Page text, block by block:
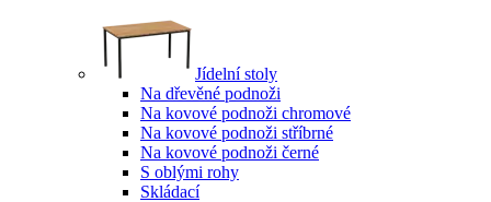
Jídelní stoly
Na dřevěné podnoži
Na kovové podnoži chromové
Na kovové podnoži stříbrné
Na kovové podnoži černé
S oblými rohy
Skládací